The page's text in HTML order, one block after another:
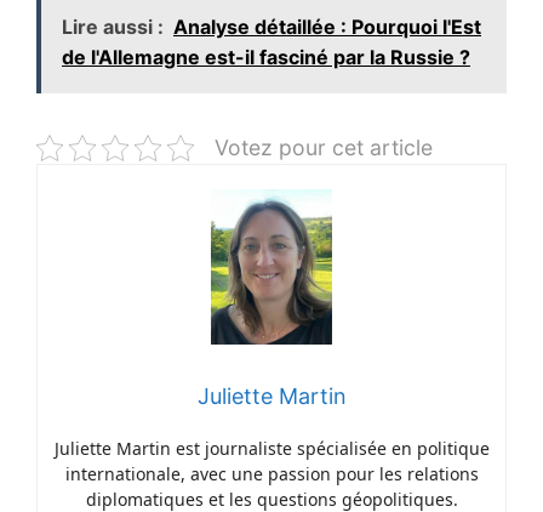
Lire aussi : Analyse détaillée : Pourquoi l'Est
de l'Allemagne est-il fasciné par la Russie ?
Votez pour cet article
Juliette Martin
Juliette Martin est journaliste spécialisée en politique
internationale, avec une passion pour les relations
diplomatiques et les questions géopolitiques.